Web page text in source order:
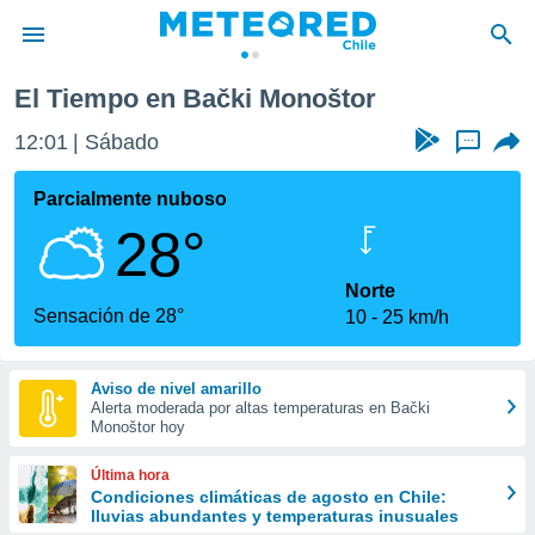
de
por
se
calidad.
a este
las
y
forma
digital
basada
El Tiempo en Bački Monoštor
12:01 Sábado ...
Parcialmente nuboso
28°
Sensación de 28°
Norte
10
25 km/h
Aviso de nivel amarillo
Alerta moderada por altas temperaturas en Bački
Monoštor hoy
Última hora
Condiciones climáticas de agosto en Chile:
lluvias abundantes y temperaturas inusuales